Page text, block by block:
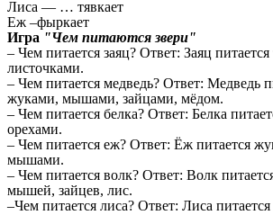
Лиса — … тявкает
Еж –фыркает
Игра "Чем питаются звери"
– Чем питается заяц? Ответ: Заяц питается
листочками.
– Чем питается медведь? Ответ: Медведь
жуками, мышами, зайцами, мёдом.
– Чем питается белка? Ответ: Белка
орехами.
– Чем питается еж? Ответ: Ёж питается
мышами.
– Чем питается волк? Ответ: Волк
мышей, зайцев, лис.
–Чем питается лиса? Ответ: Лиса